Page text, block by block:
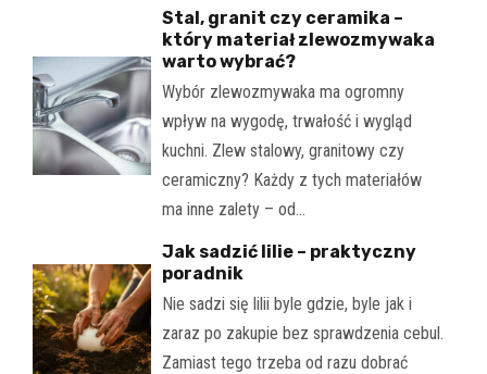
Stal, granit czy ceramika –
który materiał zlewozmywaka
warto wybrać?
Wybór zlewozmywaka ma ogromny
wpływ na wygodę, trwałość i wygląd
kuchni. Zlew stalowy, granitowy czy
ceramiczny? Każdy z tych materiałów
ma inne zalety – od…
Jak sadzić lilie – praktyczny
poradnik
Nie sadzi się lilii byle gdzie, byle jak i
zaraz po zakupie bez sprawdzenia cebul.
Zamiast tego trzeba od razu dobrać